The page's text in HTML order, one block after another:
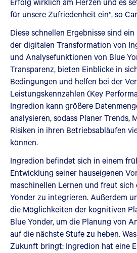
für unsere Zufriedenheit ein“, so
Diese schnellen Ergebnisse sind
der digitalen Transformation von
und Analysefunktionen von Blue
Transparenz, bieten Einblicke in
Bedingungen und helfen bei der
Leistungskennzahlen (Key
Ingredion kann größere
analysieren, sodass Planer Trends,
Risiken in ihren Betriebsabläufen
können.
Ingredion befindet sich in einem
Entwicklung seiner hauseigenen
maschinellen Lernen und freut sich
Yonder zu integrieren. Außerdem
die Möglichkeiten der kognitiven
Blue Yonder, um die Planung von
auf die nächste Stufe zu heben.
Zukunft bringt: Ingredion hat eine